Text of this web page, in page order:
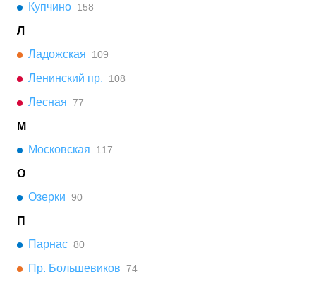
Купчино 158
Л
Ладожская
109
Ленинский пр. 108
Лесная 77
М
Московская
117
О
Озерки 90
П
Парнас 80
Пр. Большевиков 74